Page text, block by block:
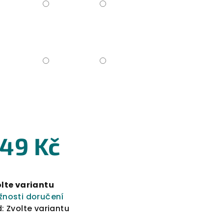
Kč
variantu
doručení
Zvolte variantu